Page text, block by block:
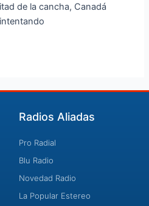
de la cancha, Canadá
Radios Aliadas
Pro Radial
Blu Radio
Novedad Radio
La Popular Estereo